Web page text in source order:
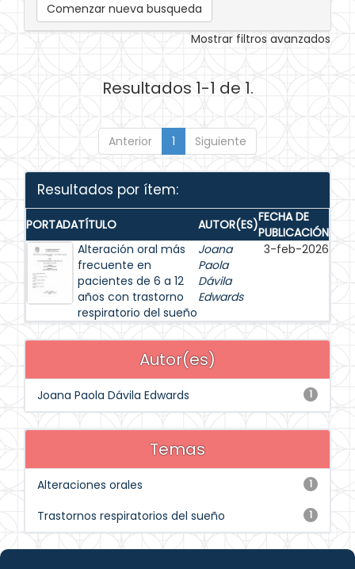
Comenzar nueva busqueda
Mostrar filtros avanzados
Resultados 1-1 de 1.
Anterior 1 Siguiente
Resultados por ítem:
PORTADATÍTULO AUTOR(ES)FECHA DE
PUBLICACIÓN
Alteración oral más
frecuente en
pacientes de 6 a 12
años con trastorno
respiratorio del sueño
Joana
Paola
Dávila
Edwards
3-feb-2026
Autor(es)
1
Joana Paola Dávila Edwards
Temas
1
Alteraciones orales
1
Trastornos respiratorios del sueño